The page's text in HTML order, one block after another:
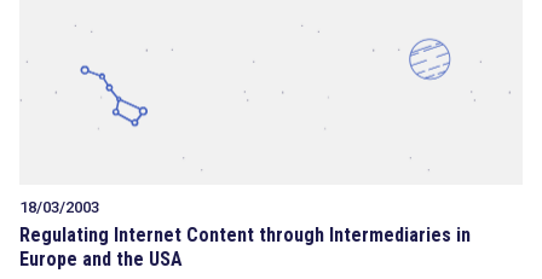
18/03/2003
Regulating Internet Content through Intermediaries in
Europe and the USA